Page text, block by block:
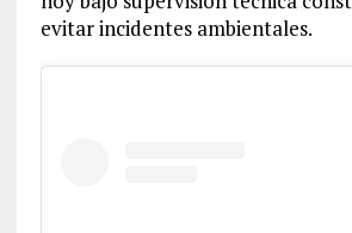
evitar incidentes ambientales.